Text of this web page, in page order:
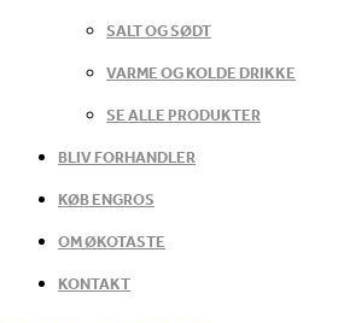
SALT OG SØDT
VARME OG KOLDE DRIKKE
SE ALLE PRODUKTER
BLIV FORHANDLER
KØB ENGROS
OM ØKOTASTE
KONTAKT